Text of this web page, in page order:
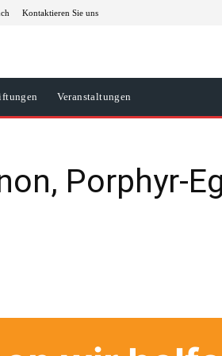
Kontaktieren Sie uns
Veranstaltungen
Porphyr-